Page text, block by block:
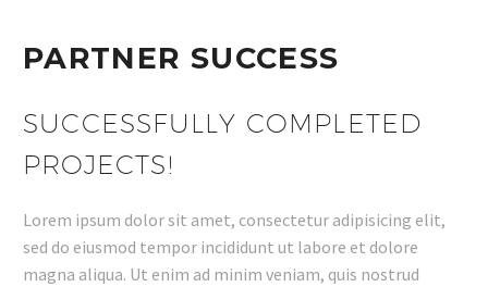
PARTNER SUCCESS
SUCCESSFULLY COMPLETED
PROJECTS!
Lorem ipsum dolor sit amet, consectetur adipisicing elit,
sed do eiusmod tempor incididunt ut labore et dolore
magna aliqua. Ut enim ad minim veniam, quis nostrud